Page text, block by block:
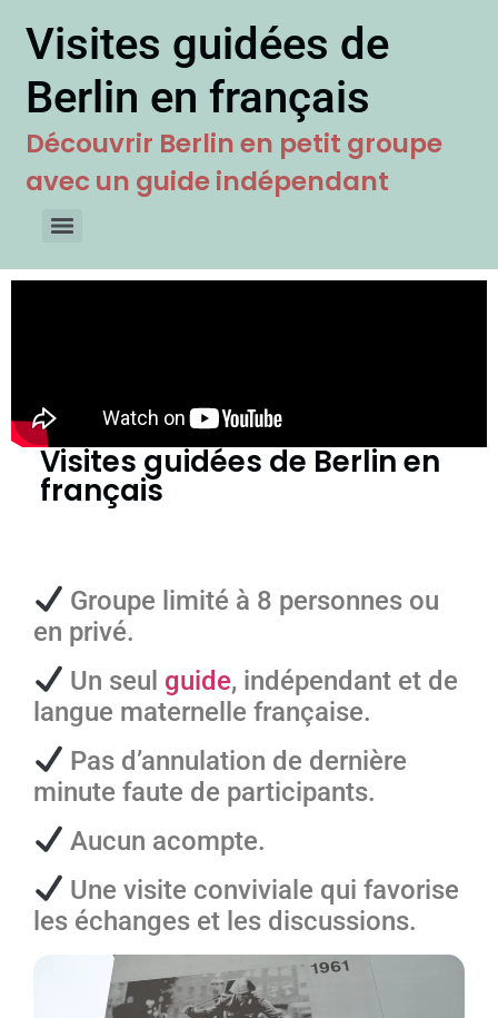
Visites guidées de
Berlin en français
Découvrir Berlin en petit groupe
avec un guide indépendant
Visites guidées de Berlin en
français
Groupe limité à 8 personnes ou
en privé.
Un seul guide, indépendant et de
langue maternelle française.
Pas d’annulation de dernière
minute faute de participants.
Aucun acompte.
Une visite conviviale qui favorise
les échanges et les discussions.